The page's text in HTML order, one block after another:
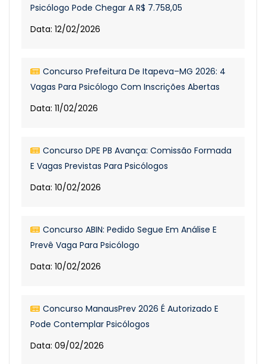
Psicólogo Pode Chegar A R$ 7.758,05
Data: 12/02/2026
Concurso Prefeitura De Itapeva–MG 2026: 4
Vagas Para Psicólogo Com Inscrições Abertas
Data: 11/02/2026
Concurso DPE PB Avança: Comissão Formada
E Vagas Previstas Para Psicólogos
Data: 10/02/2026
Concurso ABIN: Pedido Segue Em Análise E
Prevê Vaga Para Psicólogo
Data: 10/02/2026
Concurso ManausPrev 2026 É Autorizado E
Pode Contemplar Psicólogos
Data: 09/02/2026